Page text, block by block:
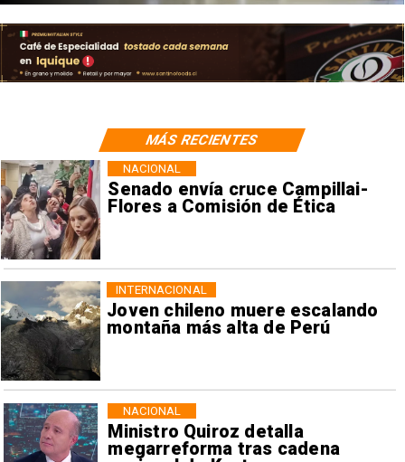
Senado envía cruce Campillai-
Flores a Comisión de Ética
NACIONAL
Joven chileno muere escalando
montaña más alta de Perú
INTERNACIONAL
Ministro Quiroz detalla
megarreforma tras cadena
NACIONAL
MÁS RECIENTES